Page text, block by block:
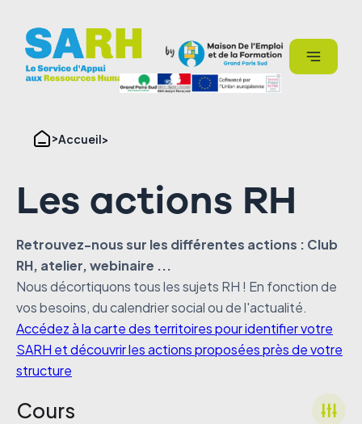
Accueil
Les actions RH
Retrouvez-nous sur les différentes actions : Club
RH, atelier, webinaire ...
Nous décortiquons tous les sujets RH ! En fonction de
vos besoins, du calendrier social ou de l'actualité.
Accédez à la carte des territoires pour identifier votre
SARH et découvrir les actions proposées près de votre
structure
Cours